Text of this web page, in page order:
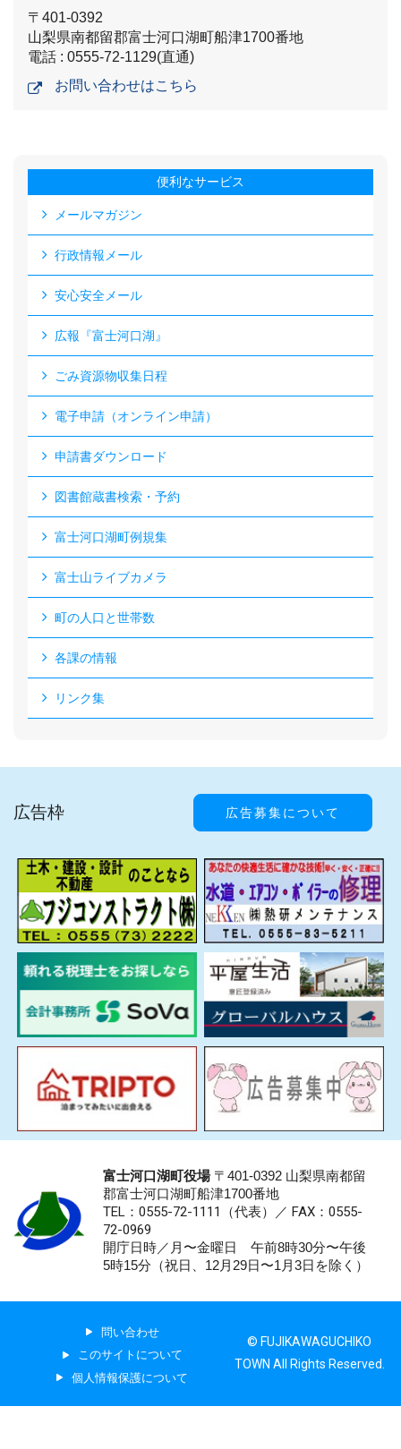
〒401-0392
山梨県南都留郡富士河口湖町船津1700番地
電話 : 0555-72-1129(直通)
お問い合わせはこちら
便利なサービス
メールマガジン
行政情報メール
安心安全メール
広報『富士河口湖』
ごみ資源物収集日程
電子申請（オンライン申請）
申請書ダウンロード
図書館蔵書検索・予約
富士河口湖町例規集
富士山ライブカメラ
町の人口と世帯数
各課の情報
リンク集
広告枠 広告募集について
富士河口湖町役場〒401-0392 山梨県南都留
郡富士河口湖町船津1700番地
TEL：0555-72-1111 （代表）／ FAX：0555-
72-0969
開庁日時／月〜金曜日 午前8時30分〜午後
5時15分（祝日、12月29日〜1月3日を除く）
問い合わせ
このサイトについて
個人情報保護について
© FUJIKAWAGUCHIKO
TOWN All Rights Reserved.